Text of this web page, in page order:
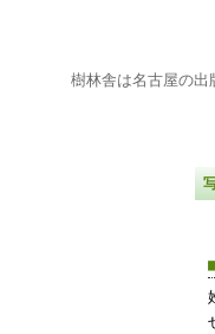
樹林舎は名古屋の出